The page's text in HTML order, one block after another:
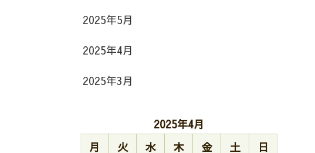
2025年5月
2025年4月
2025年3月
2025年4月
月
火 水 木 金 土
日